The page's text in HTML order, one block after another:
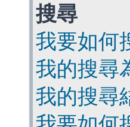
搜尋
我要如何
我的搜尋
我的搜尋